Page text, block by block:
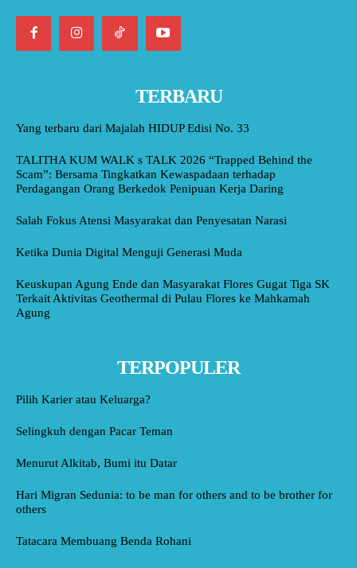
TERBARU
Yang terbaru dari Majalah HIDUP Edisi No. 33
TALITHA KUM WALK s TALK 2026 “Trapped Behind the
Scam”: Bersama Tingkatkan Kewaspadaan terhadap
Perdagangan Orang Berkedok Penipuan Kerja Daring
Salah Fokus Atensi Masyarakat dan Penyesatan Narasi
Ketika Dunia Digital Menguji Generasi Muda
Keuskupan Agung Ende dan Masyarakat Flores Gugat Tiga SK
Terkait Aktivitas Geothermal di Pulau Flores ke Mahkamah
Agung
TERPOPULER
Pilih Karier atau Keluarga?
Selingkuh dengan Pacar Teman
Menurut Alkitab, Bumi itu Datar
Hari Migran Sedunia: to be man for others and to be brother for
others
Tatacara Membuang Benda Rohani